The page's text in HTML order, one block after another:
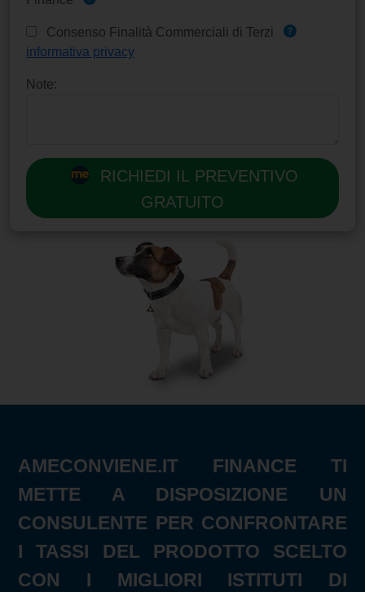
Consenso Finalità Commerciali di Terzi
informativa privacy
Note:
RICHIEDI IL PREVENTIVO
GRATUITO
AMECONVIENE.IT FINANCE TI
METTE A DISPOSIZIONE UN
CONSULENTE PER CONFRONTARE
I TASSI DEL PRODOTTO SCELTO
CON I MIGLIORI ISTITUTI DI